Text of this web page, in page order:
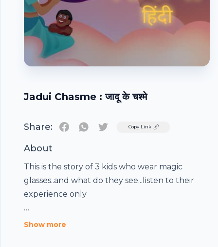
Jadui Chasme : जादू के चश्मे
Share: TwitterCopy Link
About
This is the story of 3 kids who wear magic
glasses..and what do they see...listen to their
experience only
यह 3 बच्चों की कहानी है जो जादू का चश्मा पहनते हैं..और वे क्या देखते
Show more